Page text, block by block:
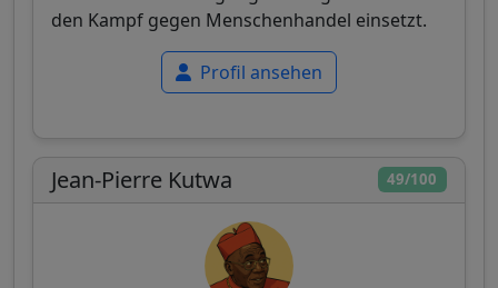
den Kampf gegen Menschenhandel einsetzt.
Profil ansehen
49/100
Jean-Pierre Kutwa